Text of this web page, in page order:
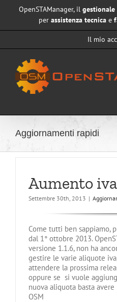
OpenSTAManager, il gestionale
per assistenza tecnica e
Il mio
Aggiornamenti rapidi
Aumento
Settembre 30th, 2013 |
Come tutti ben sappiamo,
dal 1° ottobre 2013.
versione 1.1.6, non ha
gestire le varie aliquote
attendere la prossima
oppure se si vuole
nuova aliquota basta avere
OSM